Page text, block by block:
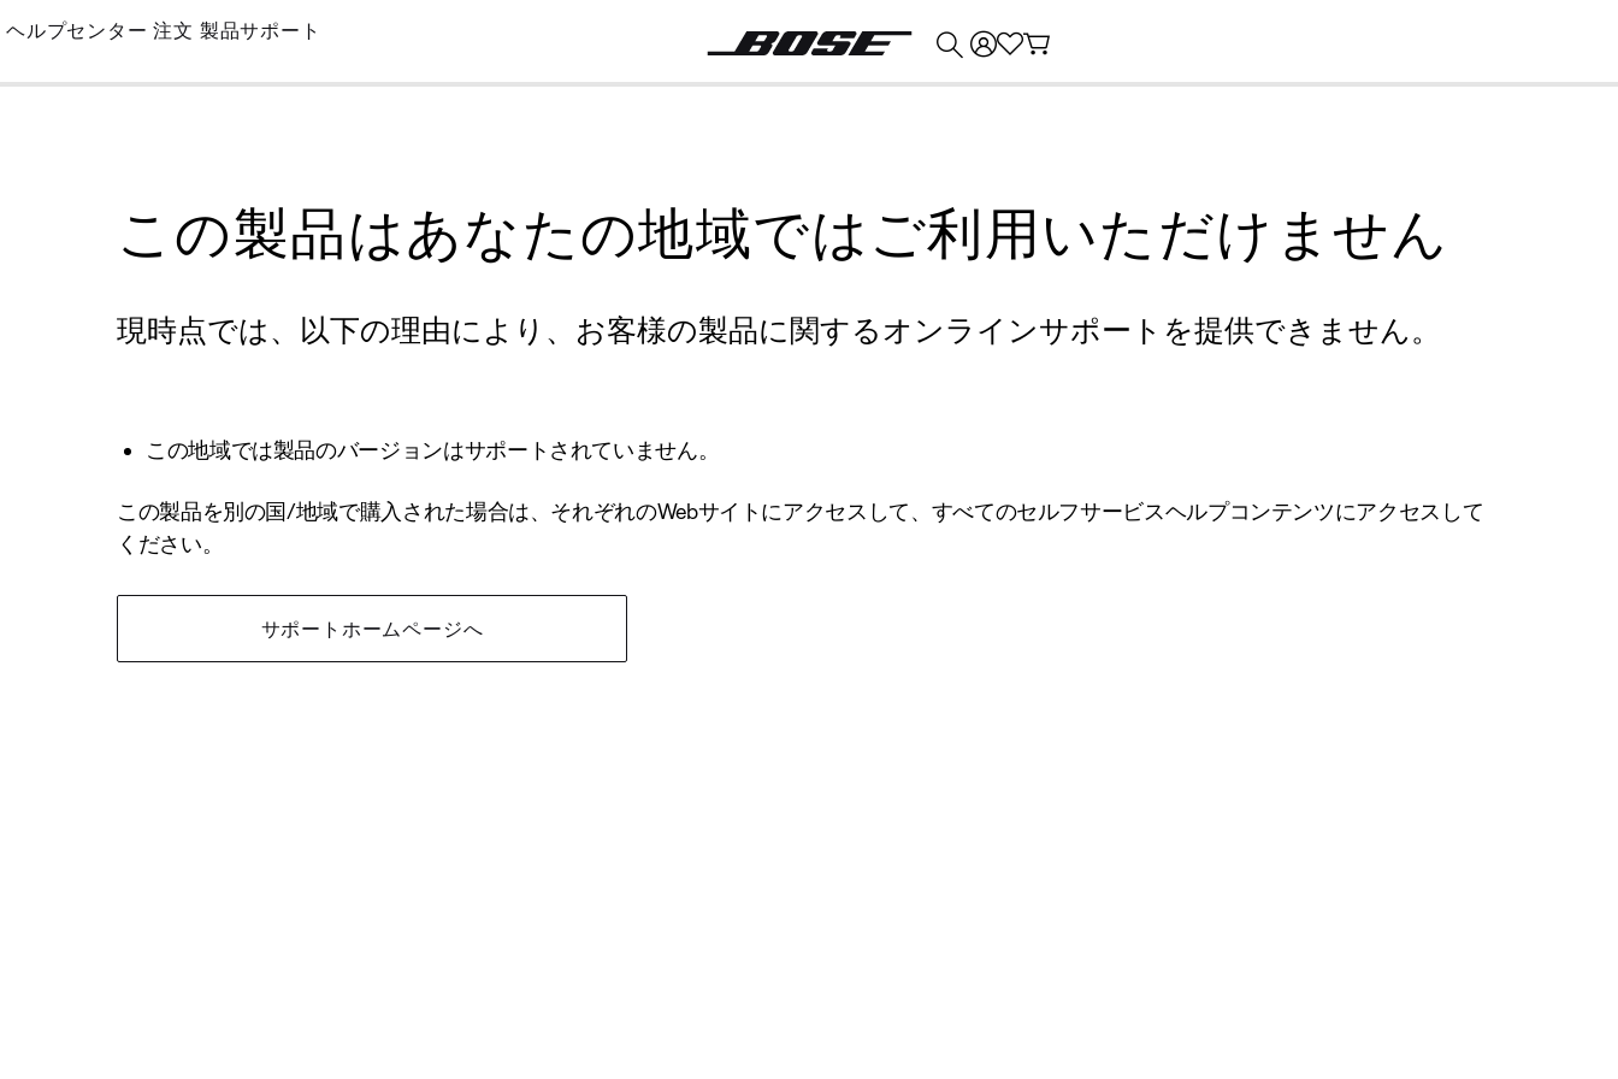
Skip
Main
ヘルプセンター 注文 製品サポート
この製品はあなたの地域ではご利用いただけません
現時点では、以下の理由により、お客様の製品に関するオンラインサポートを提供できません。
この地域では製品のバージョンはサポートされていません。
この製品を別の国/地域で購入された場合は、それぞれのWebサイトにアクセスして、すべてのセルフサービスヘルプコンテンツにアクセスして
ください。
サポートホームページへ